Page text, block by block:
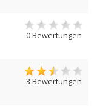
0 Bewertungen
3 Bewertungen